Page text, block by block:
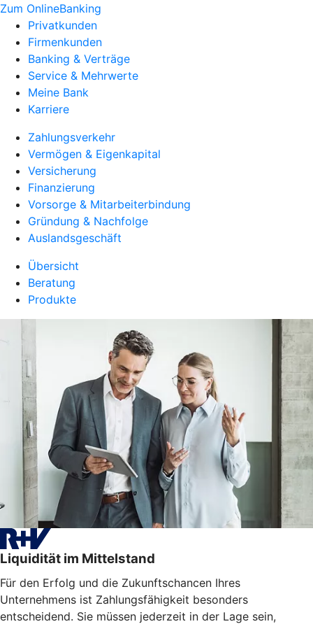
Zum OnlineBanking
Privatkunden
Firmenkunden
Banking & Verträge
Service & Mehrwerte
Meine Bank
Karriere
Zahlungsverkehr
Vermögen & Eigenkapital
Versicherung
Finanzierung
Vorsorge & Mitarbeiterbindung
Gründung & Nachfolge
Auslandsgeschäft
Übersicht
Beratung
Produkte
Liquidität im Mittelstand
Für den Erfolg und die Zukunftschancen Ihres
Unternehmens ist Zahlungsfähigkeit besonders
entscheidend. Sie müssen jederzeit in der Lage sein,